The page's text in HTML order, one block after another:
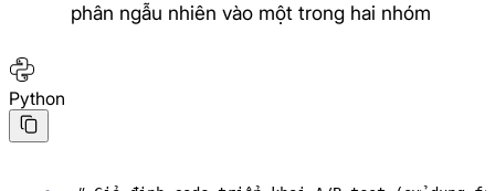
phân ngẫu nhiên vào một trong hai nhóm
Python